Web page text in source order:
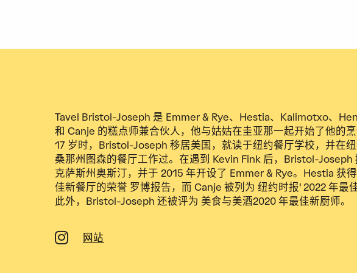
Tavel Bristol-Joseph 是 Emmer & Rye、Hestia、Kalimotxo、
和 Canje 的糕点师兼合伙人，他与姑姑在圭亚那一起开始了他的烹
17 岁时，Bristol-Joseph 移居美国，就读于纽约餐厅学校，并在纽
桑那州图森的餐厅工作过。在遇到 Kevin Fink 后，Bristol-Joseph
克萨斯州奥斯汀，并于 2015 年开设了 Emmer & Rye。Hestia 获
佳新餐厅的荣誉 罗博报告 ，而 Canje 被列为 纽约时报' 2022 年最
此外，Bristol-Joseph 还被评为 美食与美酒2020 年最佳新厨师。
网站